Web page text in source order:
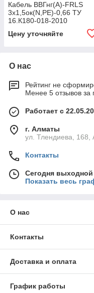
Кабель ВВГнг(А)-FRLS
3х1,5ок(N,PE)-0,66 ТУ
16.К180-018-2010
Цену уточняйте
О нас
Рейтинг не
Менее 5 отзывов за
Работает с
г. Алматы
ул. Тлендиева, 168,
Контакты
Сегодня выходной
Показать весь
О нас
Контакты
Доставка и оплата
График работы